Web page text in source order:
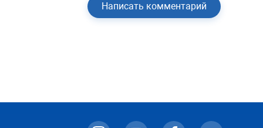
напором воды точно)3) по поводу
я плотно его не могу, он даже
на рисунке не плотно сидит, это
Написать комментарий